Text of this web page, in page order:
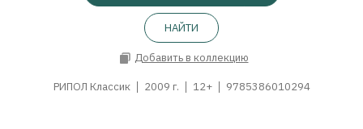
НАЙТИ
Добавить в коллекцию
РИПОЛ Классик 2009 г. 12+ 9785386010294